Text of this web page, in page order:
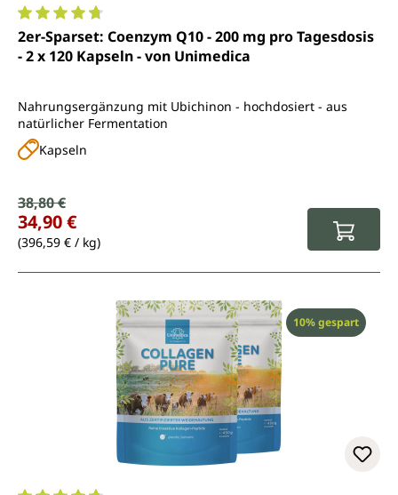
Durchschnittliche Bewertung von 4.8 von 5 Sternen
2er-Sparset: Coenzym Q10 - 200 mg pro Tagesdosis
- 2 x 120 Kapseln - von Unimedica
Nahrungsergänzung mit Ubichinon - hochdosiert - aus
natürlicher Fermentation
Kapseln
Verkaufspreis:
Regulärer Preis:
38,80 €
34,90 €
(396,59 € / kg)
Rabatt
10% gespart